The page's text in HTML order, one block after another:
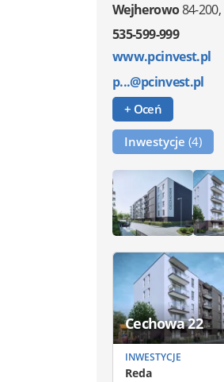
Wejherowo84-200,
535-599-999
www.pcinvest.pl
p...@pcinvest.pl
+ Oceń
Inwestycje (4)
Cechowa 22
INWESTYCJE
Reda